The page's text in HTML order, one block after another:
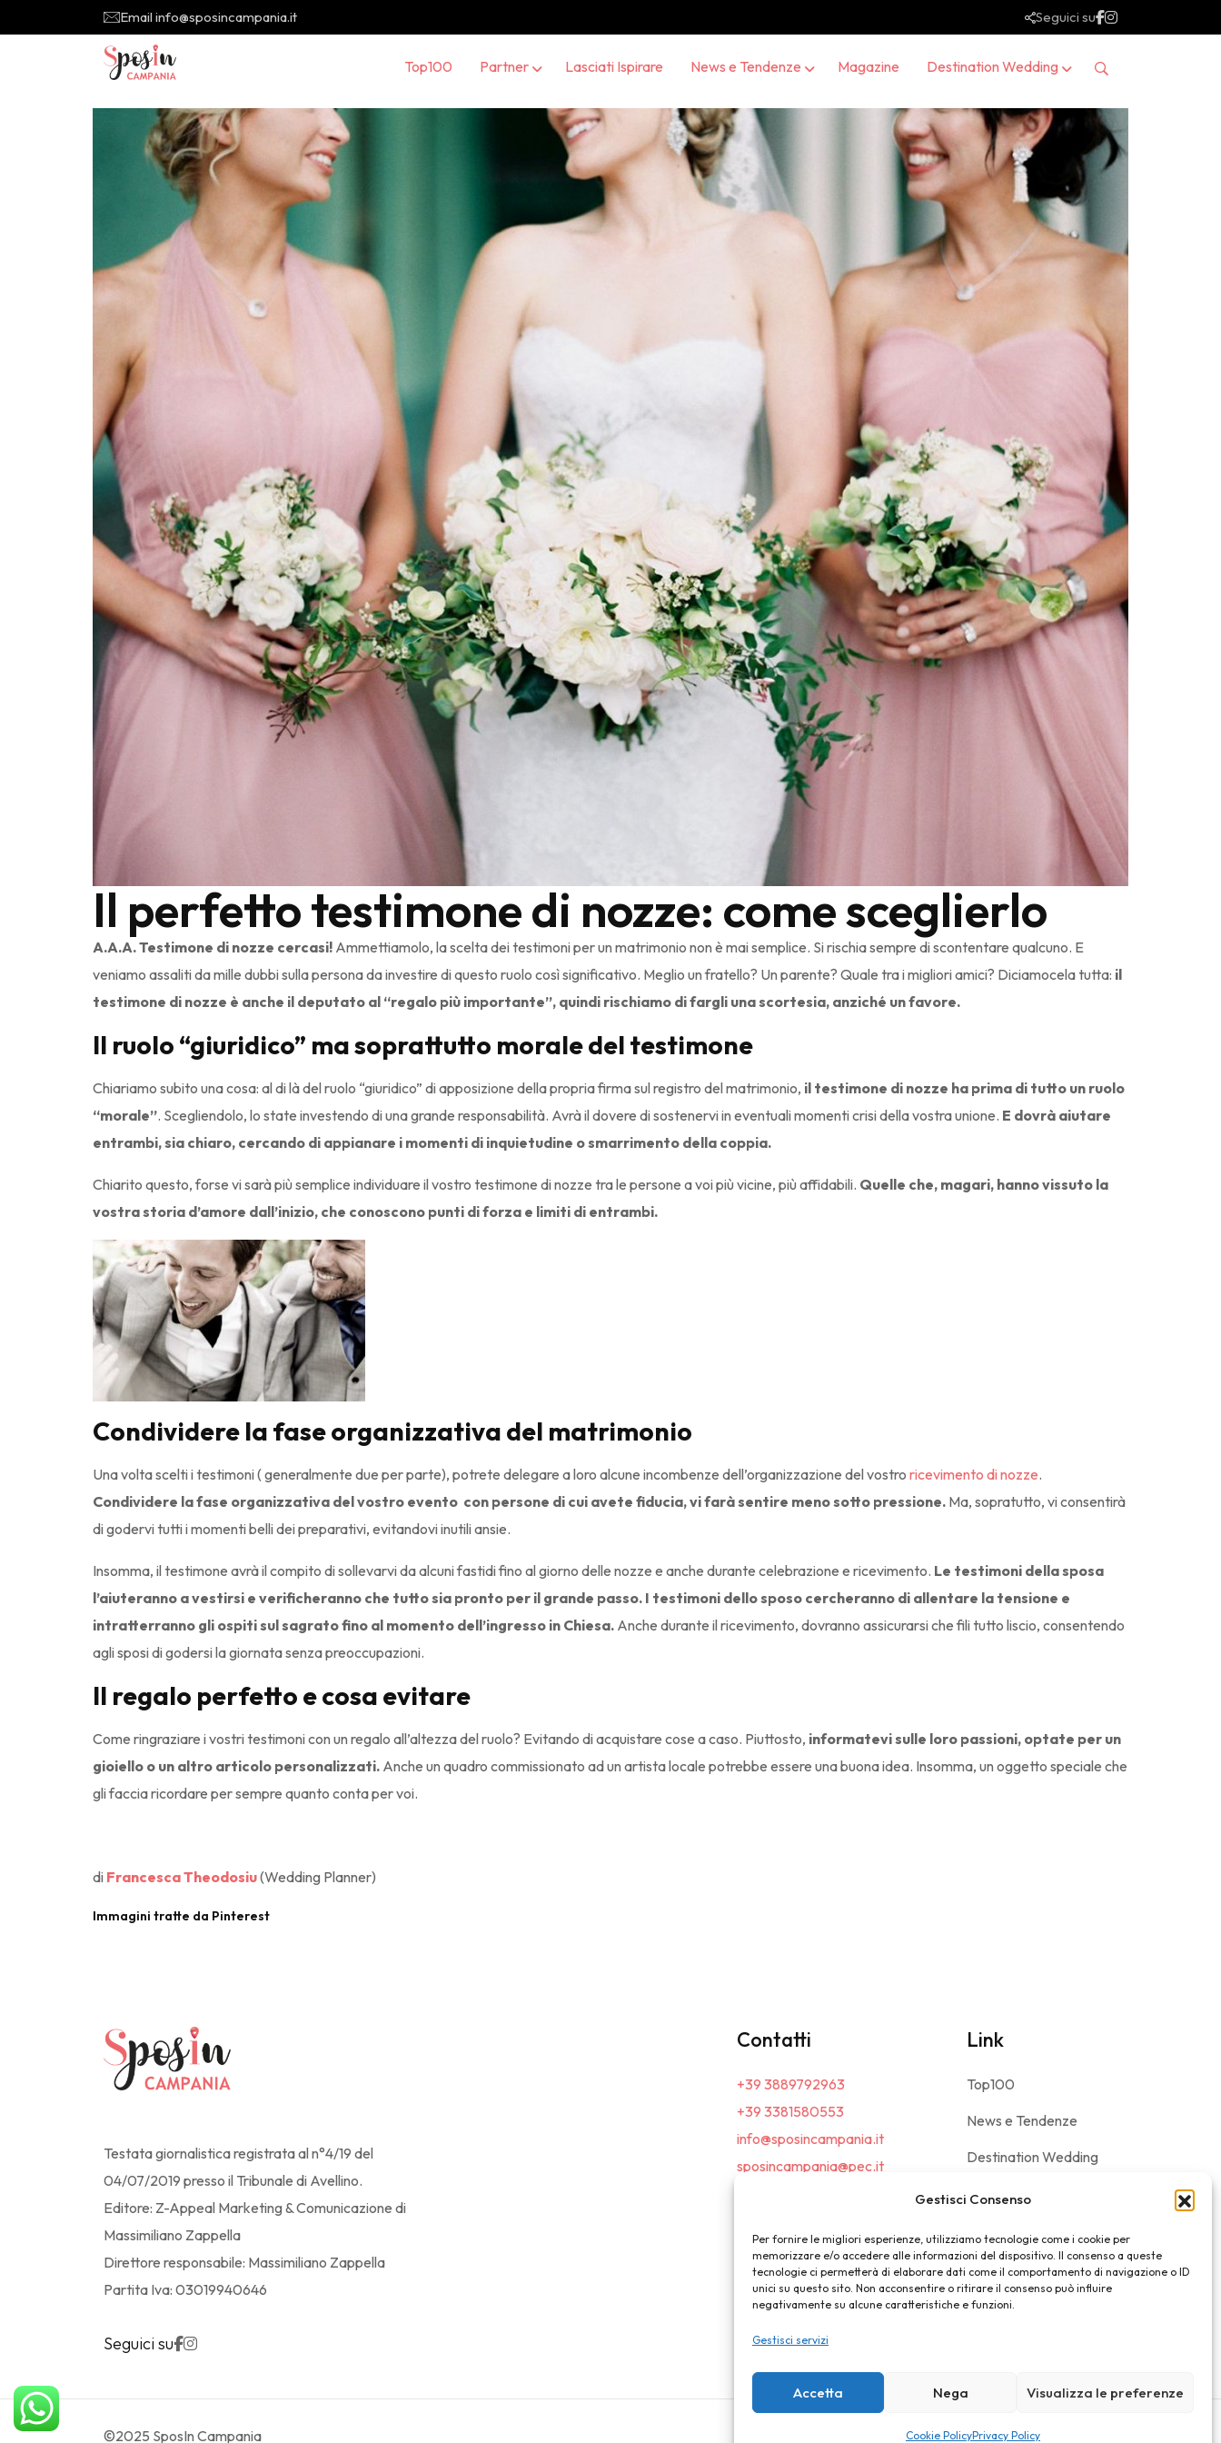
Gestisci Consenso
Per fornire le migliori esperienze, utilizziamo tecnologie come i cookie per
memorizzare e/o accedere alle informazioni del dispositivo. Il consenso a queste
tecnologie ci permetterà di elaborare dati come il comportamento di navigazione o ID
unici su questo sito. Non acconsentire o ritirare il consenso può influire
negativamente su alcune caratteristiche e funzioni.
Gestisci servizi
Accetta Nega Visualizza le preferenze
Cookie PolicyPrivacy Policy
Email info@sposincampania.it Seguici su
Top100 Partner Lasciati Ispirare News e Tendenze Magazine Destination Wedding
Il perfetto testimone di nozze: come sceglierlo
A.A.A. Testimone di nozze cercasi! Ammettiamolo, la scelta dei testimoni per un matrimonio non è mai semplice. Si rischia sempre di scontentare qualcuno. E
veniamo assaliti da mille dubbi sulla persona da investire di questo ruolo così significativo. Meglio un fratello? Un parente? Quale tra i migliori amici? Diciamocela tutta: il
testimone di nozze è anche il deputato al “regalo più importante”, quindi rischiamo di fargli una scortesia, anziché un favore.
Il ruolo “giuridico” ma soprattutto morale del testimone
Chiariamo subito una cosa: al di là del ruolo “giuridico” di apposizione della propria firma sul registro del matrimonio, il testimone di nozze ha prima di tutto un ruolo
“morale”. Scegliendolo, lo state investendo di una grande responsabilità. Avrà il dovere di sostenervi in eventuali momenti crisi della vostra unione. E dovrà aiutare
entrambi, sia chiaro, cercando di appianare i momenti di inquietudine o smarrimento della coppia.
Chiarito questo, forse vi sarà più semplice individuare il vostro testimone di nozze tra le persone a voi più vicine, più affidabili. Quelle che, magari, hanno vissuto la
vostra storia d’amore dall’inizio, che conoscono punti di forza e limiti di entrambi.
Condividere la fase organizzativa del matrimonio
Una volta scelti i testimoni ( generalmente due per parte), potrete delegare a loro alcune incombenze dell’organizzazione del vostro ricevimento di nozze.
Condividere la fase organizzativa del vostro evento con persone di cui avete fiducia, vi farà sentire meno sotto pressione. Ma, sopratutto, vi consentirà
di godervi tutti i momenti belli dei preparativi, evitandovi inutili ansie.
Insomma, il testimone avrà il compito di sollevarvi da alcuni fastidi fino al giorno delle nozze e anche durante celebrazione e ricevimento. Le testimoni della sposa
l’aiuteranno a vestirsi e verificheranno che tutto sia pronto per il grande passo. I testimoni dello sposo cercheranno di allentare la tensione e
intratterranno gli ospiti sul sagrato fino al momento dell’ingresso in Chiesa. Anche durante il ricevimento, dovranno assicurarsi che fili tutto liscio, consentendo
agli sposi di godersi la giornata senza preoccupazioni.
Il regalo perfetto e cosa evitare
Come ringraziare i vostri testimoni con un regalo all’altezza del ruolo? Evitando di acquistare cose a caso. Piuttosto, informatevi sulle loro passioni, optate per un
gioiello o un altro articolo personalizzati. Anche un quadro commissionato ad un artista locale potrebbe essere una buona idea. Insomma, un oggetto speciale che
gli faccia ricordare per sempre quanto conta per voi.
di Francesca Theodosiu(Wedding Planner)
Immagini tratte da Pinterest
Testata giornalistica registrata al n°4/19 del
04/07/2019 presso il Tribunale di Avellino.
Editore: Z-Appeal Marketing & Comunicazione di
Massimiliano Zappella
Direttore responsabile: Massimiliano Zappella
Partita Iva: 03019940646
Seguici su
Contatti
+39 3889792963
+39 3381580553
info@sposincampania.it
sposincampania@pec.it
Link
Top100
News e Tendenze
Destination Wedding
Magazine
©2025 SposIn Campania Privacy Policy Cookie Policy